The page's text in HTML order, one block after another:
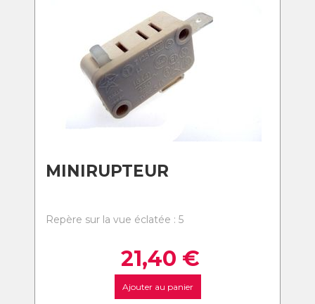
MINIRUPTEUR
Repère sur la vue éclatée : 5
21,40 €
Ajouter au panier